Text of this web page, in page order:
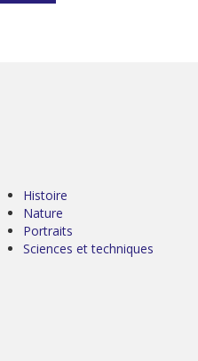
Histoire
Nature
Portraits
Sciences et techniques